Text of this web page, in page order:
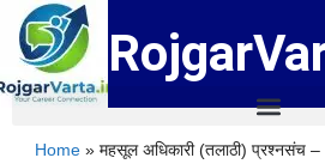
Home» महसूल अधिकारी (तलाठी) प्रश्नसंच